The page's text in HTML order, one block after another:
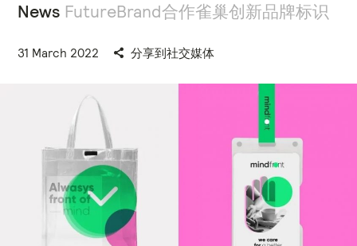
News FutureBrand合作雀巢创新品牌标识
31 March 2022 分享到社交媒体